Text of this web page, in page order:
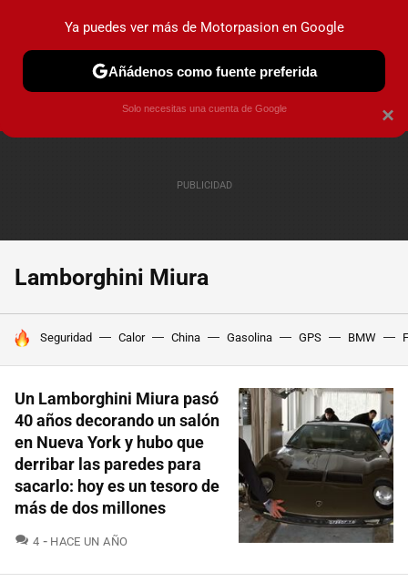
PRUEBAS COCHES ELÉCTRICOS OBSERVATORIO
Lamborghini Miura
HOY SE HABLA DE
Seguridad Calor China Gasolina GPS BMW
Un Lamborghini Miura pasó
40 años decorando un salón
en Nueva York y hubo que
derribar las paredes para
sacarlo: hoy es un tesoro de
más de dos millones
4 COMENTARIOS
HACE UN AÑO
×
Ya puedes ver más de Motorpasion en Google
Añádenos como fuente preferida
Solo necesitas una cuenta de Google